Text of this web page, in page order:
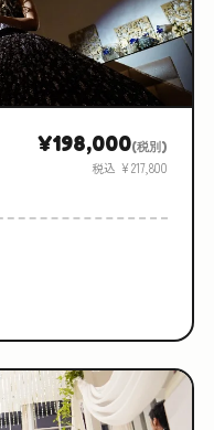
¥198,000(税別)
税込 ¥217,800